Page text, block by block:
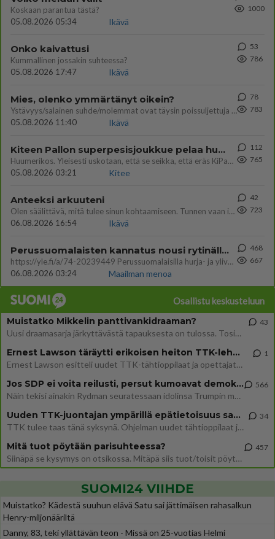
Koskaan parantua tästä?
05.08.2026 05:34
Ikävä
1000
Onko kaivattusi
Kummallinen jossakin suhteessa?
05.08.2026 17:47
Ikävä
53
786
Mies, olenko ymmärtänyt oikein?
Ystävyys/salainen suhde/molemmat ovat täysin poissuljettuja asioita? Nainen
05.08.2026 11:40
Ikävä
78
783
Kiteen Pallon superpesisjoukkue pelaa huumeiden vaikutuksen alaisena
Huumerikos. Yleisesti uskotaan, että se seikka, että eräs KiPan pelaaja kärähtää huumeista, on vain jäävuoren huippu. M
05.08.2026 03:21
Kitee
112
765
Anteeksi arkuuteni
Olen säälittävä, mitä tulee sinun kohtaamiseen. Tunnen vaan itseni todella epävarmaksi sun kanssa. Jos minun olisi pitän
06.08.2026 16:54
Ikävä
42
723
Perussuomalaisten kannatus nousi rytinällä Ylen tänään julkaisemassa tuoreimmassa gallup-kyselyssä.
https://yle.fi/a/74-20239449 Perussuomalaisilla hurja- ja ylivoimaisesti suurin nousu tässä uudessa Ylen gallupissa. Kyl
06.08.2026 03:24
Maailman menoa
468
667
Osallistu keskusteluun
Muistatko Mikkelin panttivankidraaman?
Uusi draamasarja järkyttävästä tapauksesta on tulossa. Tositapahtumiin perustuva sarja ammentaa vuoden 1986 Mikkelin pan
43
Ernest Lawson täräytti erikoisen heiton TTK-lehdistötilaisuudessa: " Onko tässä tarkoituksena...?"
Ernest Lawson esitteli uudet TTK-tähtioppilaat ja opettajat torstaina 6.8. lehdistölle. Tulevalla kaudella on yksi hausk
1
Jos SDP ei voita reilusti, persut kumoavat demokratian Suomesta
Näin tekisi ainakin Rydman seuratessaan idolinsa Trumpin mallia https://www.is.fi/politiikka/art-2000012187244.html
566
Uuden TTK-juontajan ympärillä epätietoisuus sakenee - Nyt MTV hämmentää soppaa
TTK tulee taas tänä syksynä. Ohjelman uudet tähtioppilaat julkistetaan torstaina 6. elokuuta klo 14 alkavassa lehdistö
34
Mitä tuot pöytään parisuhteessa?
Siinäpä se kysymys on otsikossa. Mitäpä siis tuot/toisit pöytään parisuhteessa? Oletko mies vai nainen? Koetko sen mitä
457
SUOMI24 VIIHDE
Muistatko? Kädestä suuhun elävä Satu sai jättimäisen rahasalkun
Henry-miljonääriltä
Danny, 83, teki yllättävän teon - Missä on 25-vuotias Helmi